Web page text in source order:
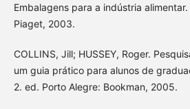
Embalagens para a indústria
Piaget, 2003.
COLLINS, Jill; HUSSEY, Roger.
um guia prático para alunos de
2. ed. Porto Alegre: Bookman, 2005.